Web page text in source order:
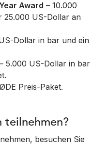
Award – 10.000
25.000 US-Dollar an
Dollar in bar und ein
– 5.000 US-Dollar in bar
Preis-Paket.
teilnehmen?
besuchen Sie